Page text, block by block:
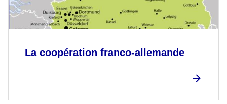
La coopération franco-allemande